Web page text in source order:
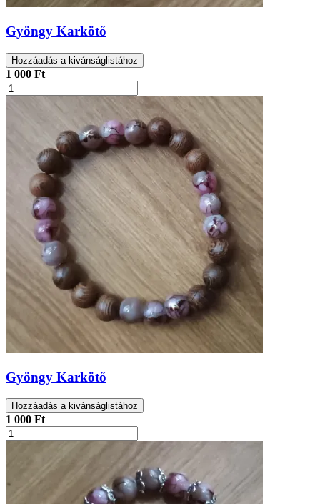
Gyöngy Karkötő
Hozzáadás a kivánságlistához
1 000 Ft
Gyöngy Karkötő
Hozzáadás a kivánságlistához
1 000 Ft